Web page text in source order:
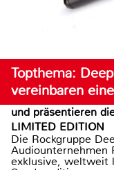
Topthema:
vereinbaren
und präsentieren
LIMITED EDITION
Die Rockgruppe
Audiounternehmen
exklusive, weltweit